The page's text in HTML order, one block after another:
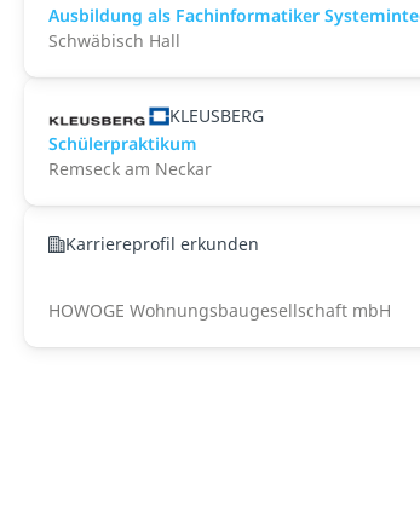
Ausbildung als Fachinformatiker
Schwäbisch Hall
KLEUSBERG
Schülerpraktikum
Remseck am Neckar
Karriereprofil erkunden
HOWOGE Wohnungsbaugesellschaft mbH